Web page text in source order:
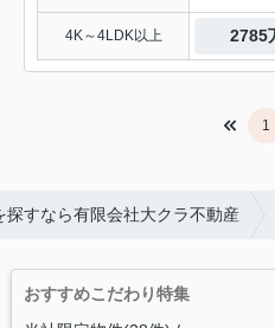
4K～4LDK以上 2785
1
探すなら有限会社大クラ不動産
おすすめこだわり特集